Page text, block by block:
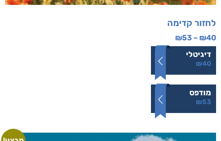
לחזור קדימה
₪40
–
₪53
דיגיטלי
₪40
מודפס
₪53